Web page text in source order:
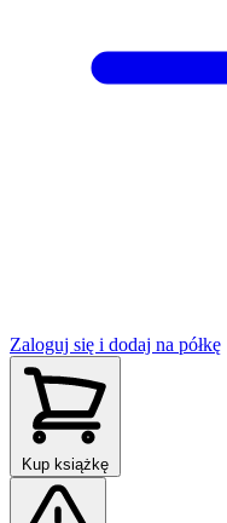
Zaloguj się i dodaj na półkę
Kup książkę